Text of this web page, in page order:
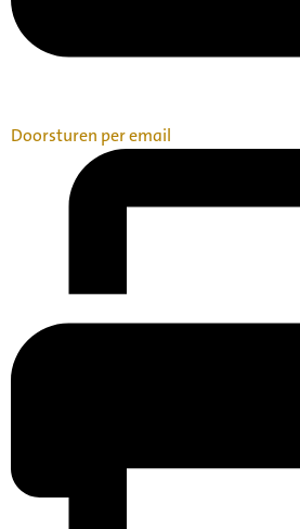
Doorsturen per email